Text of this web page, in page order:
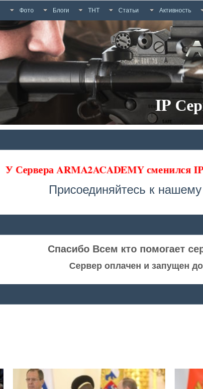
Фото Блоги ТНТ Статьи Активность
IP
У Сервера ARMA2ACADEMY сменился
Присоединяйтесь к нашему
Спасибо Всем кто помогает
Сервер оплачен и запущен до